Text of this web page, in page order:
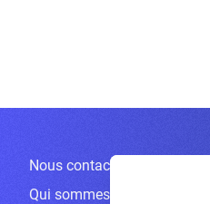
Nous contacter
Qui sommes-nous ?